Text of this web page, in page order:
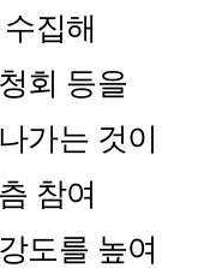
집해
회 등을
가는 것이
참여
도를 높여